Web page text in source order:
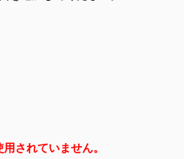
されていません。